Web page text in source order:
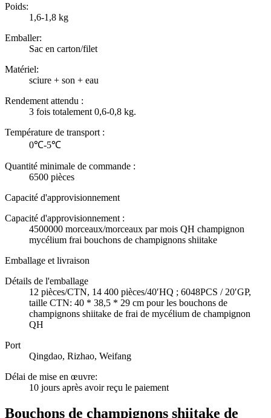
Poids:
1,6-1,8 kg
Emballer:
Sac en carton/filet
Matériel:
sciure + son + eau
Rendement attendu :
3 fois totalement 0,6-0,8 kg.
Température de transport :
0℃-5℃
Quantité minimale de commande :
6500 pièces
Capacité d'approvisionnement
Capacité d'approvisionnement :
4500000 morceaux/morceaux par mois QH champignon
mycélium frai bouchons de champignons shiitake
Emballage et livraison
Détails de l'emballage
12 pièces/CTN, 14 400 pièces/40′HQ ; 6048PCS / 20′GP,
taille CTN: 40 * 38,5 * 29 cm pour les bouchons de
champignons shiitake de frai de mycélium de champignon
QH
Port
Qingdao, Rizhao, Weifang
Délai de mise en œuvre:
10 jours après avoir reçu le paiement
Bouchons de champignons shiitake de